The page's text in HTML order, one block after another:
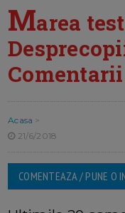
Marea
Acasa >
21/6/2018
COMENTEAZA / PUNE O